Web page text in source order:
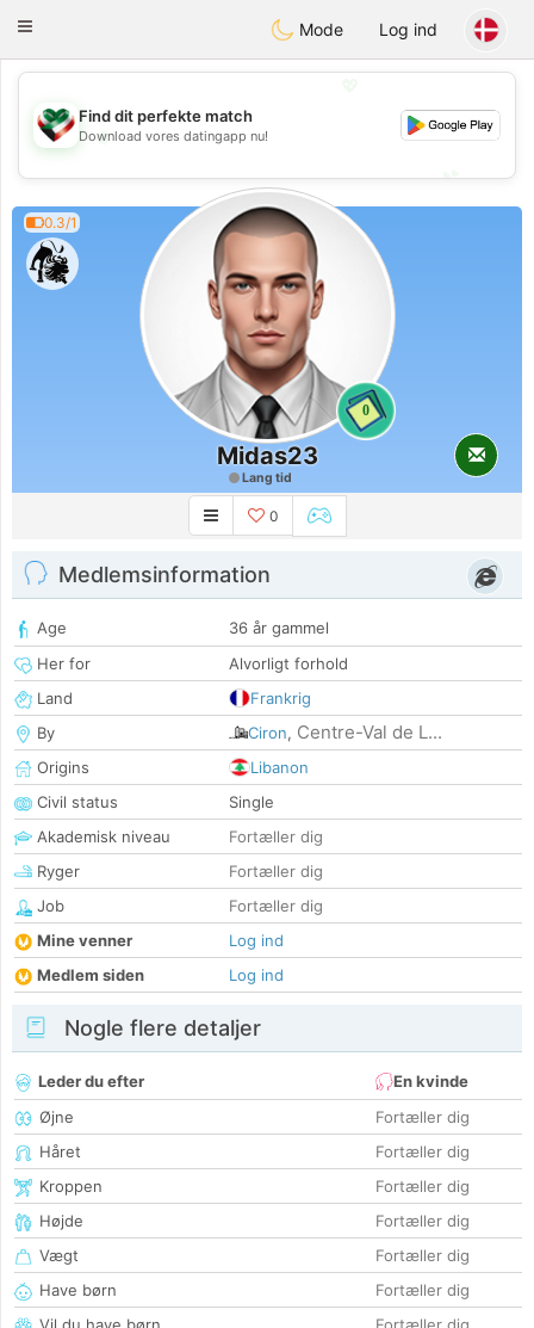
Kuwait Chat
Toggle
Mode Log ind
💖
💕
Find dit perfekte match
Download vores datingapp nu!
0.3/1
0
Midas23
Lang tid
0
Medlemsinformation
Age
36 år gammel
Her for
Alvorligt forhold
Land
Frankrig
By
Ciron, Centre-Val de L...
Origins
Libanon
Civil status
Single
Akademisk niveau
Fortæller dig
Ryger
Fortæller dig
Job
Fortæller dig
Mine venner
Log ind
Medlem siden
Log ind
Nogle flere detaljer
Leder du efter
En kvinde
Øjne
Fortæller dig
Håret
Fortæller dig
Kroppen
Fortæller dig
Højde
Fortæller dig
Vægt
Fortæller dig
Have børn
Fortæller dig